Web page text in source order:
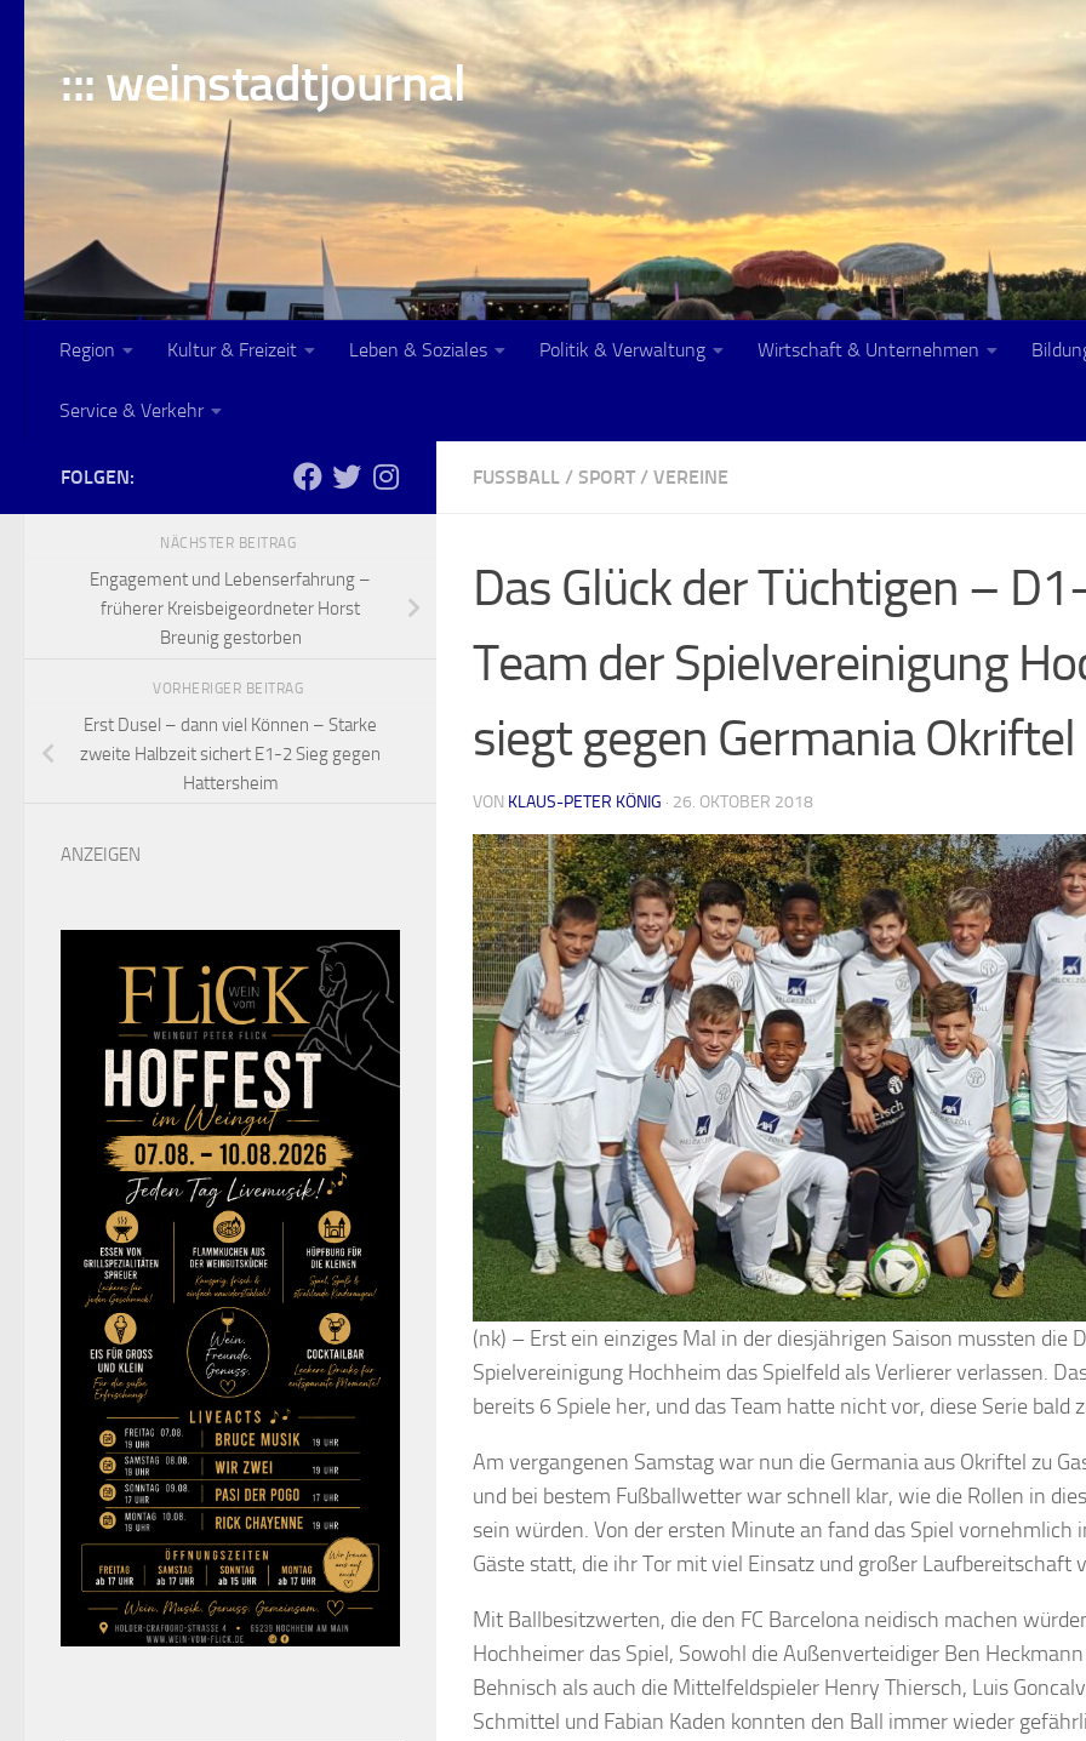
Skip to content
::: weinstadtjournal
Region Kultur & Freizeit Leben & Soziales Politik & Verwaltung Wirtschaft & Unternehmen
Service & Verkehr
FUSSBALL / SPORT / VEREINE
Das Glück der Tüchtigen –
Team der Spielvereinigung
siegt gegen Germania Okriftel
VON KLAUS-PETER KÖNIG · 26. OKTOBER 2018
(nk) – Erst ein einziges Mal in der diesjährigen Saison mussten die
Spielvereinigung Hochheim das Spielfeld als Verlierer verlassen.
bereits 6 Spiele her, und das Team hatte nicht vor, diese Serie bald
Am vergangenen Samstag war nun die Germania aus Okriftel zu
und bei bestem Fußballwetter war schnell klar, wie die Rollen in
sein würden. Von der ersten Minute an fand das Spiel vornehmlich
Gäste statt, die ihr Tor mit viel Einsatz und großer Laufbereitschaft
Mit Ballbesitzwerten, die den FC Barcelona neidisch machen
Hochheimer das Spiel, Sowohl die Außenverteidiger Ben
Behnisch als auch die Mittelfeldspieler Henry Thiersch, Luis
Schmittel und Fabian Kaden konnten den Ball immer wieder
FOLGEN:
NÄCHSTER BEITRAG
Engagement und Lebenserfahrung –
früherer Kreisbeigeordneter Horst
Breunig gestorben
VORHERIGER BEITRAG
Erst Dusel – dann viel Können – Starke
zweite Halbzeit sichert E1-2 Sieg gegen
Hattersheim
ANZEIGEN